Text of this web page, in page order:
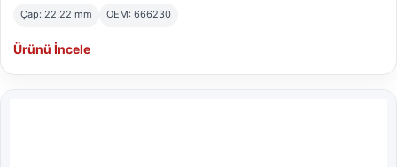
Çap: 22,22 mm OEM: 666230
Ürünü İncele